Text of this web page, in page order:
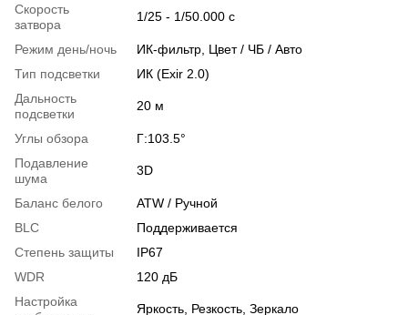
Скорость
затвора
1/25 - 1/50.000 с
Режим день/ночь
ИК-фильтр, Цвет / ЧБ / Авто
Тип подсветки
ИК (Exir 2.0)
Дальность
подсветки
20 м
Углы обзора
Г:103.5°
Подавление
шума
3D
Баланс белого
ATW / Ручной
BLC
Поддерживается
Степень защиты
IP67
WDR
120 дБ
Настройка
Яркость, Резкость, Зеркало